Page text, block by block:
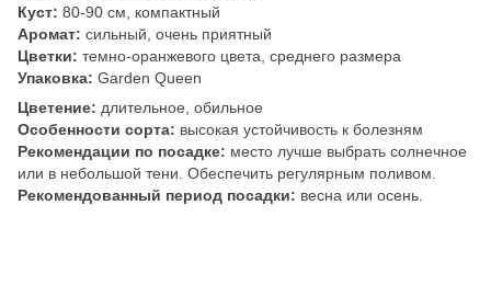
Куст: 80-90 см, компактный
Аромат: сильный, очень приятный
Цветки: темно-оранжевого цвета, среднего размера
Упаковка: Garden Queen
Цветение: длительное, обильное
Особенности сорта: высокая устойчивость к болезням
Рекомендации по посадке: место лучше выбрать солнечное
или в небольшой тени. Обеспечить регулярным поливом.
Рекомендованный период посадки: весна или осень.